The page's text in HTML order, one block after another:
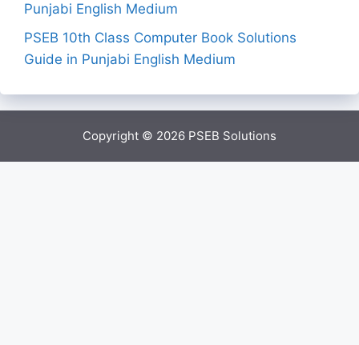
Punjabi English Medium
PSEB 10th Class Computer Book Solutions
Guide in Punjabi English Medium
Copyright © 2026 PSEB Solutions